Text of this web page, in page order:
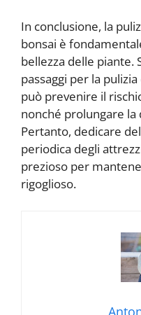
In conclusione, la
bonsai è
bellezza delle
passaggi per la
può prevenire il
nonché prolungare
Pertanto, dedicare
periodica degli
prezioso per
rigoglioso.